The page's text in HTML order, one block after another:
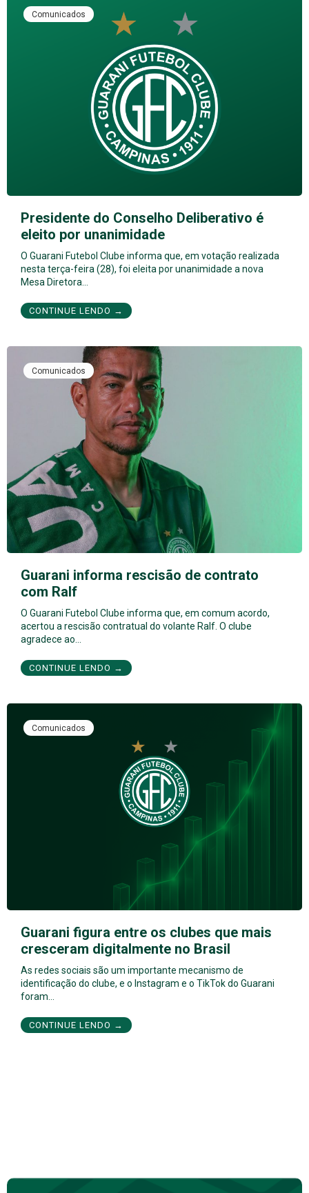
Comunicados
Presidente do Conselho Deliberativo é
eleito por unanimidade
O Guarani Futebol Clube informa que, em votação realizada
nesta terça-feira (28), foi eleita por unanimidade a nova
Mesa Diretora…
CONTINUE LENDO →
Comunicados
Guarani informa rescisão de contrato
com Ralf
O Guarani Futebol Clube informa que, em comum acordo,
acertou a rescisão contratual do volante Ralf. O clube
agradece ao…
CONTINUE LENDO →
Comunicados
Guarani figura entre os clubes que mais
cresceram digitalmente no Brasil
As redes sociais são um importante mecanismo de
identificação do clube, e o Instagram e o TikTok do Guarani
foram…
CONTINUE LENDO →